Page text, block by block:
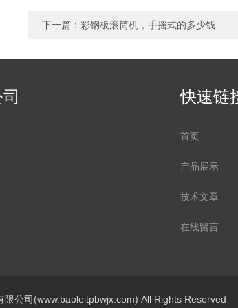
下一篇： 彩钢板滚筒机，手摇式的多少钱
快速链
首页
产品展示
技术文章
在线留言
限公司(www.baoleitpbwjx.com) All Rights Reserved